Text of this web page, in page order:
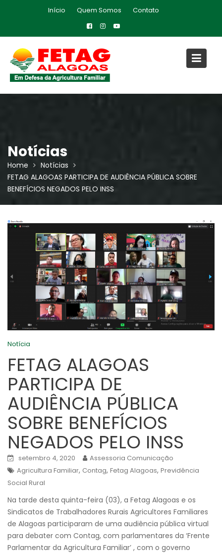
Início Quem Somos Contato
Notícias
Home
Notícias
FETAG ALAGOAS PARTICIPA DE AUDIÊNCIA PÚBLICA SOBRE
BENEFÍCIOS NEGADOS PELO INSS
Notícia
FETAG ALAGOAS
PARTICIPA DE
AUDIÊNCIA PÚBLICA
SOBRE BENEFÍCIOS
NEGADOS PELO INSS
setembro 4, 2020
Assessoria Comunicação
Agricultura Familiar, Contag, Fetag Alagoas, Previdência
Social Rural
Na tarde desta quinta-feira (03), a Fetag Alagoas e os
Sindicatos de Trabalhadores Rurais Agricultores Familiares
de Alagoas participaram de uma audiência pública virtual
para debater com Contag, com parlamentares da ‘Frente
Parlamentar da Agricultura Familiar’ , com o governo